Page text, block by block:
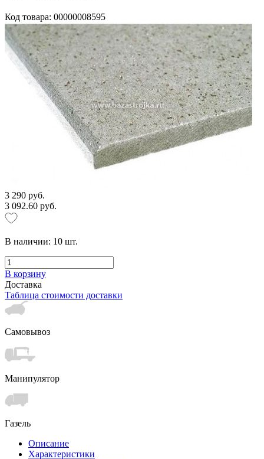
Код товара: 00000008595
3 290 руб.
3 092.60 руб.
В наличии: 10 шт.
В корзину
Доставка
Таблица стоимости доставки
Самовывоз
Манипулятор
Газель
Описание
Характеристики